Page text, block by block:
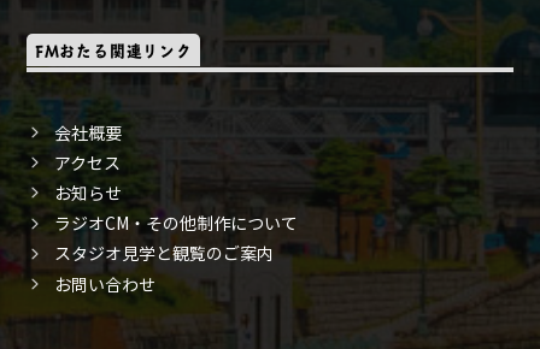
FMおたる関連リンク
会社概要
アクセス
お知らせ
ラジオCM・その他制作について
スタジオ見学と観覧のご案内
お問い合わせ